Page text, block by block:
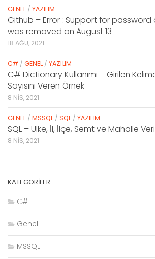
GENEL / YAZILIM
Github – Error : Support for
was removed on August 13
18 AĞU, 2021
C# / GENEL / YAZILIM
C# Dictionary Kullanımı – Girilen
Sayısını Veren Örnek
8 NIS, 2021
GENEL / MSSQL / SQL / YAZILIM
SQL – Ülke, İl, İlçe, Semt ve Mahalle
8 NIS, 2021
KATEGORILER
C#
Genel
MSSQL